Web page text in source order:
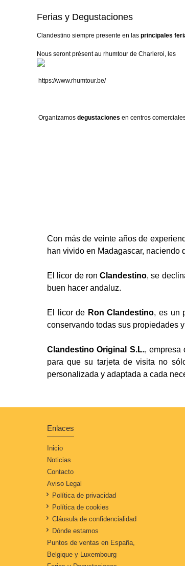
Ferias y Degustaciones
Clandestino siempre presente en las principales
Nous seront présent au rhumtour de Charleroi, les
https://www.rhumtour.be/
Organizamos degustaciones en centros
Con más de veinte años de
han vivido en Madagascar, naciendo
El licor de ronClandestino, se
buen hacer andaluz.
El licor de Ron Clandestino, es un
conservando todas sus propiedades
Clandestino Original S.L., empresa
para que su tarjeta de visita no
personalizada y adaptada a cada
Enlaces
Inicio
Noticias
Contacto
Aviso Legal
Política de privacidad
Política de cookies
Cláusula de confidencialidad
Dónde estamos
Puntos de ventas en España,
Belgique y Luxembourg